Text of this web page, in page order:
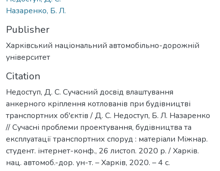
Назаренко, Б. Л.
Publisher
Харківський національний автомобільно-дорожній
університет
Citation
Недоступ, Д. С. Сучасний досвід влаштування
анкерного кріплення котлованів при будівництві
транспортних об'єктів / Д. С. Недоступ, Б. Л. Назаренко
// Сучасні проблеми проектування, будівництва та
експлуатації транспортних споруд : матеріали Міжнар.
студент. інтернет-конф., 26 листоп. 2020 р. / Харків.
нац. автомоб.-дор. ун-т. – Харків, 2020. – 4 с.